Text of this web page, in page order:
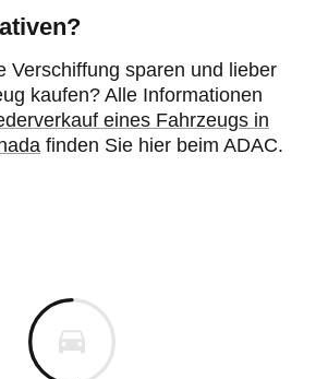
Verschiffung sparen und lieber
kaufen? Alle Informationen
eines Fahrzeugs in
finden Sie hier beim ADAC.